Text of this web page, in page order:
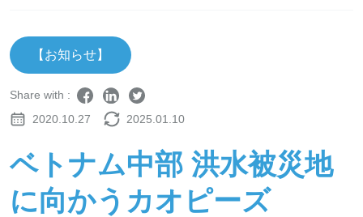
【お知らせ】
Share with :
2020.10.27
2025.01.10
ベトナム中部 洪水被災地
に向かうカオピーズ